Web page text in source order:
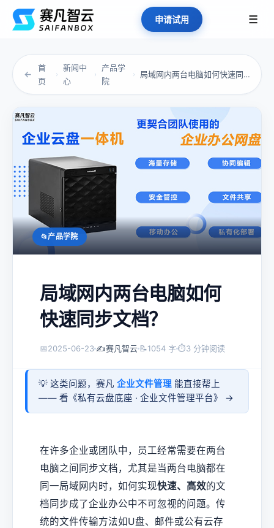
申请试用 ☰
←
首
页
›
新闻中
心
›
产品学
院
› 局域网内两台电脑如何快速同步文档？
产品学院
局域网内两台电脑如何
快速同步文档？
📅2025-06-23 ✍️赛凡智云 📝1054 字 ⏱3 分钟阅读
💡 这类问题，赛凡 企业文件管理 能直接帮上
—— 看《私有云盘底座 · 企业文件管理平台》 →
在许多企业或团队中，员工经常需要在两台
电脑之间同步文档，尤其是当两台电脑都在
同一局域网内时，如何实现快速、高效的文
档同步成了企业办公中不可忽视的问题。传
统的文件传输方法如U盘、邮件或公有云存